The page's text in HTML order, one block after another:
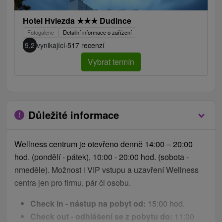
neomezený vstup do bazénového a saunového
světa
neomezený vstup do fitness centra během celého
pobytu
1 x 3 hodiny půjčení kola / dospělá osoba (platí
dostupnosti)
1 x 1 hodina kulečník / pokoj
stolní tenis – bez omezení
dětský koutek – bez omezení
Procedury zahrnuté v ceně pobytu:
2 noci / 1x aerosolová mořská lázeň 15 min. /
Hotel Hviezda ★★★ Dudince
Fotogalerie Detailní informace o zařízení
9,2 vynikající·517 recenzí
Vybrat termín
Důležité informace
Wellness centrum je otevřeno denně 14:00 – 20:00
hod. (pondělí - pátek), 10:00 - 20:00 hod. (sobota -
nmeděle). Možnost i VIP vstupu a uzavření Wellness
centra jen pro firmu, pár či osobu.
Check in - nástup na pobyt od: 15:00 hod.
Check out - odhlášení se z pobytu do: 11:00